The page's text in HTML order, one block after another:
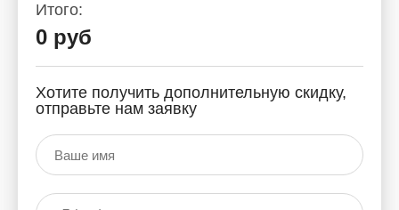
Итого:
0 руб
Хотите получить дополнительную скидку,
отправьте нам заявку